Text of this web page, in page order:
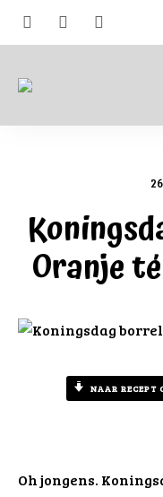
én
Oranje
NAAR RECEPT
Oh jongens.